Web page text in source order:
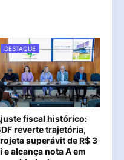
DESTAQUE
fiscal histórico:
reverte trajetória,
superávit de R$ 3
e alcança nota A em